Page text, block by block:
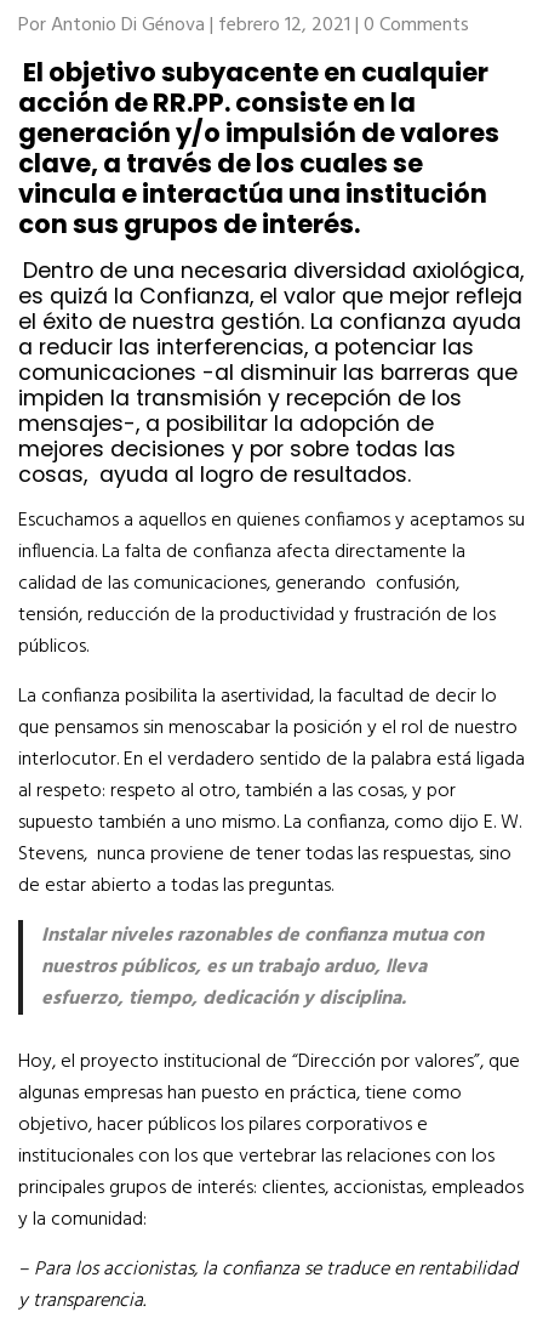
Por Antonio Di Génova | febrero 12, 2021 | 0 Comments
El objetivo subyacente en cualquier
acción de RR.PP. consiste en la
generación y/o impulsión de valores
clave, a través de los cuales se
vincula e interactúa una institución
con sus grupos de interés.
Dentro de una necesaria diversidad axiológica,
es quizá la Confianza, el valor que mejor refleja
el éxito de nuestra gestión. La confianza ayuda
a reducir las interferencias, a potenciar las
comunicaciones -al disminuir las barreras que
impiden la transmisión y recepción de los
mensajes-, a posibilitar la adopción de
mejores decisiones y por sobre todas las
cosas, ayuda al logro de resultados.
Escuchamos a aquellos en quienes confiamos y aceptamos su
influencia. La falta de confianza afecta directamente la
calidad de las comunicaciones, generando confusión,
tensión, reducción de la productividad y frustración de los
públicos.
La confianza posibilita la asertividad, la facultad de decir lo
que pensamos sin menoscabar la posición y el rol de nuestro
interlocutor. En el verdadero sentido de la palabra está ligada
al respeto: respeto al otro, también a las cosas, y por
supuesto también a uno mismo. La confianza, como dijo E. W.
Stevens, nunca proviene de tener todas las respuestas, sino
de estar abierto a todas las preguntas.
Instalar niveles razonables de confianza mutua con
nuestros públicos, es un trabajo arduo, lleva
esfuerzo, tiempo, dedicación y disciplina.
Hoy, el proyecto institucional de “Dirección por valores”, que
algunas empresas han puesto en práctica, tiene como
objetivo, hacer públicos los pilares corporativos e
institucionales con los que vertebrar las relaciones con los
principales grupos de interés: clientes, accionistas, empleados
y la comunidad:
– Para los accionistas, la confianza se traduce en rentabilidad
y transparencia.